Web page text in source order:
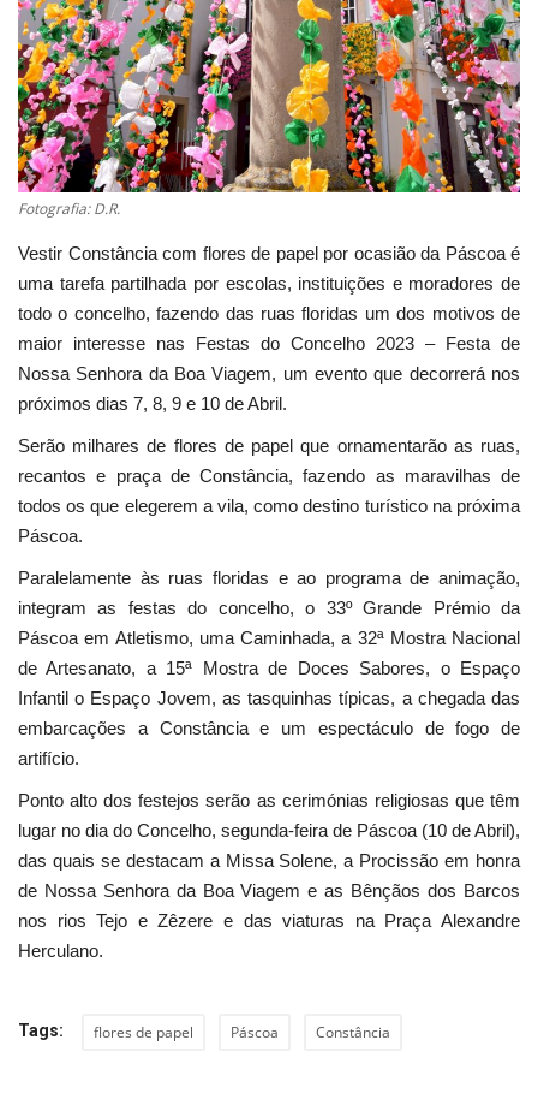
Fotografia: D.R.
Vestir Constância com flores de papel por ocasião da Páscoa é
uma tarefa partilhada por escolas, instituições e moradores de
todo o concelho, fazendo das ruas floridas um dos motivos de
maior interesse nas Festas do Concelho 2023 – Festa de
Nossa Senhora da Boa Viagem, um evento que decorrerá nos
próximos dias 7, 8, 9 e 10 de Abril.
Serão milhares de flores de papel que ornamentarão as ruas,
recantos e praça de Constância, fazendo as maravilhas de
todos os que elegerem a vila, como destino turístico na próxima
Páscoa.
Paralelamente às ruas floridas e ao programa de animação,
integram as festas do concelho, o 33º Grande Prémio da
Páscoa em Atletismo, uma Caminhada, a 32ª Mostra Nacional
de Artesanato, a 15ª Mostra de Doces Sabores, o Espaço
Infantil o Espaço Jovem, as tasquinhas típicas, a chegada das
embarcações a Constância e um espectáculo de fogo de
artifício.
Ponto alto dos festejos serão as cerimónias religiosas que têm
lugar no dia do Concelho, segunda-feira de Páscoa (10 de Abril),
das quais se destacam a Missa Solene, a Procissão em honra
de Nossa Senhora da Boa Viagem e as Bênçãos dos Barcos
nos rios Tejo e Zêzere e das viaturas na Praça Alexandre
Herculano.
Tags: flores de papel Páscoa Constância